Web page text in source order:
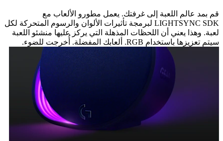
قم بمد عالم اللعبة إلى غرفتك. يعمل مطورو الألعاب مع
LIGHTSYNC SDK لبرمجة تأثيرات الألوان والرسوم المتحركة لكل
لعبة. وهذا يعني أن اللحظات المذهلة التي يركز عليها منشئو اللعبة
سيتم تعزيزها باستخدام RGB. ألعابك المفضلة. أُخرجت للضوء.